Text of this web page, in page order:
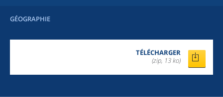
GÉOGRAPHIE
TÉLÉCHARGER
(zip, 13 ko)